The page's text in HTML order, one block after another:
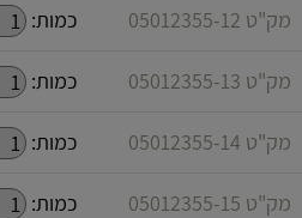
מק"ט 05012355-12 כמות:
מק"ט 05012355-13 כמות:
מק"ט 05012355-14 כמות:
מק"ט 05012355-15 כמות: